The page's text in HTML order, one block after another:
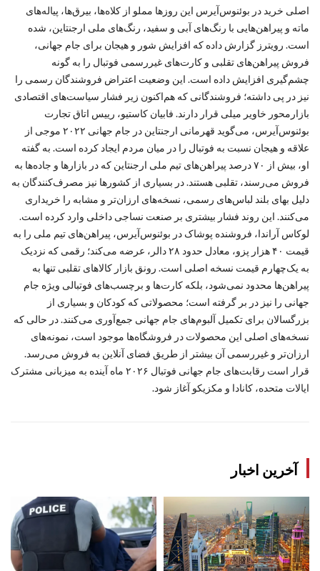
اصلی خرید در بوئنوس‌آیرس این روزها مملو از کلاه‌ها، بیرق‌ها، پیاله‌های
ماته و پیراهن‌هایی با رنگ‌های آبی و سفید، رنگ‌های ملی ارجنتاین، شده
است. رویترز گزارش داده که افزایش شور و هیجان برای جام جهانی،
فروش پیراهن‌های تقلبی و کارت‌های غیررسمی فوتبال را به‌ گونه
چشم‌گیری افزایش داده است. این وضعیت اعتراض فروشندگان رسمی را
نیز در پی داشته؛ فروشندگانی که هم‌اکنون زیر فشار سیاست‌های اقتصادی
بازارمحور خاویر میلی قرار دارند. فابیان کاستیو، رییس اتاق تجارت
بوئنوس‌آیرس، می‌گوید قهرمانی ارجنتاین در جام جهانی ۲۰۲۲ موجی از
علاقه و هیجان نسبت به فوتبال را در میان مردم ایجاد کرده است. به گفته
او، بیش از ۷۰ درصد پیراهن‌های تیم ملی ارجنتاین که در بازارها و جاده‌ها به
فروش می‌رسند، تقلبی هستند. در بسیاری از کشورها نیز مصرف‌کنندگان به
دلیل بهای بلند لباس‌های رسمی، نسخه‌های ارزان‌تر و مشابه را خریداری
می‌کنند. این روند فشار بیشتری بر صنعت نساجی داخلی وارد کرده است.
لوکاس آراندا، فروشنده پوشاک در بوئنوس‌آیرس، پیراهن‌های تیم ملی را به
قیمت ۴۰ هزار پزو، معادل حدود ۲۸ دالر، عرضه می‌کند؛ رقمی که نزدیک
به یک‌چهارم قیمت نسخه اصلی است. رونق بازار کالاهای تقلبی تنها به
پیراهن‌ها محدود نمی‌شود، بلکه کارت‌ها و برچسب‌های فوتبالی ویژه جام
جهانی را نیز در بر گرفته است؛ محصولاتی که کودکان و بسیاری از
بزرگسالان برای تکمیل آلبوم‌های جام جهانی جمع‌آوری می‌کنند. در حالی که
نسخه‌های اصلی این محصولات در فروشگاه‌ها موجود است، نمونه‌های
ارزان‌تر و غیررسمی آن بیشتر از طریق فضای آنلاین به فروش می‌رسد.
قرار است رقابت‌های جام جهانی فوتبال ۲۰۲۶ ماه آینده به میزبانی مشترک
ایالات متحده، کانادا و مکزیکو آغاز شود.
آخرین اخبار